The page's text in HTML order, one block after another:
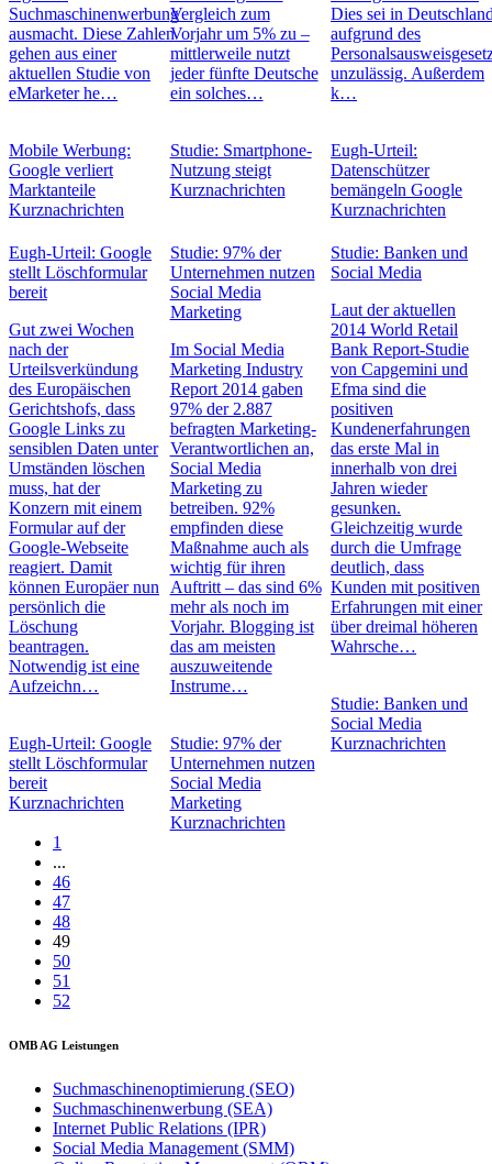
Suchmaschinenwerbung
ausmacht. Diese Zahlen
gehen aus einer
aktuellen Studie von
eMarketer he…
Mobile Werbung:
Google verliert
Marktanteile
Kurznachrichten
Vergleich zum
Vorjahr um 5% zu –
mittlerweile nutzt
jeder fünfte Deutsche
ein solches…
Studie: Smartphone-
Nutzung steigt
Kurznachrichten
Dies sei in
aufgrund des
unzulässig. Außerdem
k…
Eugh-Urteil:
Datenschützer
bemängeln Google
Kurznachrichten
Eugh-Urteil: Google
stellt Löschformular
bereit
Gut zwei Wochen
nach der
Urteilsverkündung
des Europäischen
Gerichtshofs, dass
Google Links zu
sensiblen Daten unter
Umständen löschen
muss, hat der
Konzern mit einem
Formular auf der
Google-Webseite
reagiert. Damit
können Europäer nun
persönlich die
Löschung
beantragen.
Notwendig ist eine
Aufzeichn…
Eugh-Urteil: Google
stellt Löschformular
bereit
Kurznachrichten
Studie: 97% der
Unternehmen nutzen
Social Media
Marketing
Im Social Media
Marketing Industry
Report 2014 gaben
97% der 2.887
befragten Marketing-
Verantwortlichen an,
Social Media
Marketing zu
betreiben. 92%
empfinden diese
Maßnahme auch als
wichtig für ihren
Auftritt – das sind 6%
mehr als noch im
Vorjahr. Blogging ist
das am meisten
auszuweitende
Instrume…
Studie: 97% der
Unternehmen nutzen
Social Media
Marketing
Kurznachrichten
Studie: Banken und
Social Media
Laut der aktuellen
2014 World Retail
Bank Report-Studie
von Capgemini und
Efma sind die
positiven
Kundenerfahrungen
das erste Mal in
innerhalb von drei
Jahren wieder
gesunken.
Gleichzeitig wurde
durch die Umfrage
deutlich, dass
Kunden mit positiven
Erfahrungen mit einer
über dreimal höheren
Wahrsche…
Studie: Banken und
Social Media
Kurznachrichten
1
...
46
47
48
49
50
51
52
OMB AG Leistungen
Suchmaschinenoptimierung (SEO)
Suchmaschinenwerbung (SEA)
Internet Public Relations (IPR)
Social Media Management (SMM)